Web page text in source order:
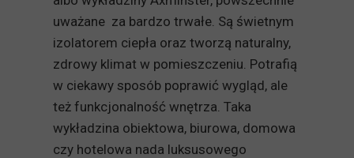
uważane za bardzo trwałe. Są świetnym
izolatorem ciepła oraz tworzą naturalny,
zdrowy klimat w pomieszczeniu. Potrafią
w ciekawy sposób poprawić wygląd, ale
też funkcjonalność wnętrza. Taka
wykładzina obiektowa, biurowa, domowa
czy hotelowa nada luksusowego